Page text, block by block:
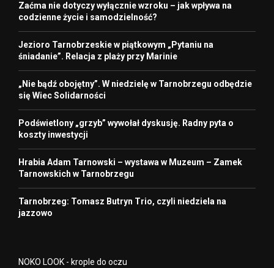
Zaćma nie dotyczy wyłącznie wzroku – jak wpływa na
codzienne życie i samodzielność?
Jezioro Tarnobrzeskie w piątkowym „Pytaniu na
śniadanie”. Relacja z plaży przy Marinie
„Nie bądź obojętny”. W niedzielę w Tarnobrzegu odbędzie
się Wiec Solidarności
Podświetlony „grzyb” wywołał dyskusję. Radny pyta o
koszty inwestycji
Hrabia Adam Tarnowski – wystawa w Muzeum – Zamek
Tarnowskich w Tarnobrzegu
Tarnobrzeg: Tomasz Butryn Trio, czyli niedziela na
jazzowo
NOKO LOOK - krople do oczu